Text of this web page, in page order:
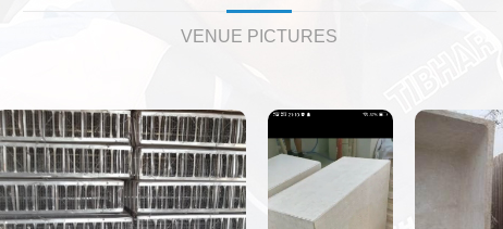
VENUE PICTURES